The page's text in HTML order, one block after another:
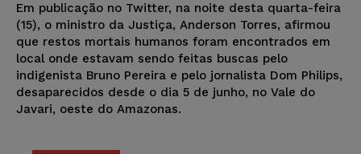
Em publicação no Twitter, na noite desta quarta-feira
(15), o ministro da Justiça, Anderson Torres, afirmou
que restos mortais humanos foram encontrados em
local onde estavam sendo feitas buscas pelo
indigenista Bruno Pereira e pelo jornalista Dom Philips,
desaparecidos desde o dia 5 de junho, no Vale do
Javari, oeste do Amazonas.